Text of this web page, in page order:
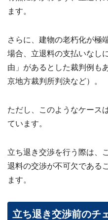
ます。
さらに、建物の老朽化が極
場合、立退料の支払いなし
由」があるとした裁判例も
京地方裁判所判決など）。
ただし、このようなケース
ています。
立ち退き交渉を行う際は、
退料の交渉が不可欠である
ます。
立ち退き交渉前のチ